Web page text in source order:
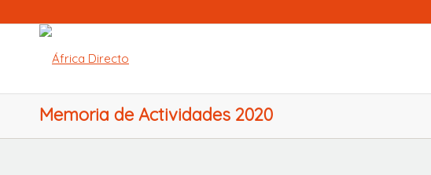
Memoria de Actividades 2020